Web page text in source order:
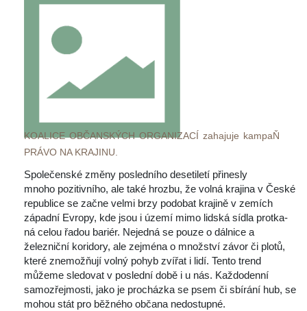
KOALICE OBČANSKÝCH ORGANIZACÍ zahajuje kampaŇ
PRÁVO NA KRAJINU.
Společenské změny posledního desetiletí přinesly
mnoho pozitivního, ale také hrozbu, že volná krajina v České
republice se začne velmi brzy podobat krajině v zemích
západní Evropy, kde jsou i území mimo lidská sídla protka-
ná celou řadou bariér. Nejedná se pouze o dálnice a
železniční koridory, ale zejména o množství závor či plotů,
které znemožňují volný pohyb zvířat i lidí. Tento trend
můžeme sledovat v poslední době i u nás. Každodenní
amozřejmosti, jako je procházka se psem či sbírání hub, se
mohou stát pro běžného občana nedostupné.